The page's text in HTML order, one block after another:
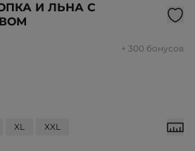
И ЛЬНА С
+ 300 бонусов
XL XXL